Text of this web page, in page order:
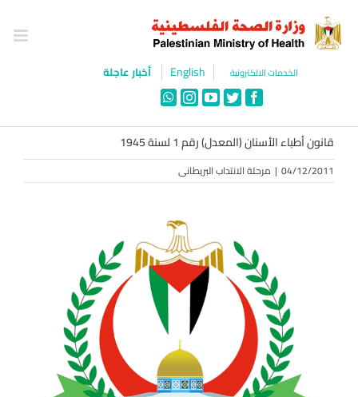
content
الخدمات الالكترونية English أخبار عاجلة
Facebook
Twitter
YouTube
Instagram
WhatsApp
قانون أطباء الأسنان (المعدل) رقم 1 لسنة 1945
04/12/2011
| مرحلة الانتداب البريطانى